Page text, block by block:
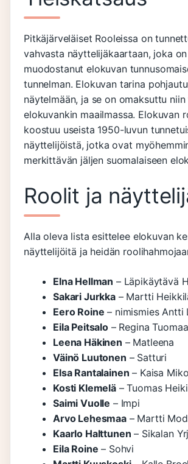
Pitkäjärveläiset Rooleissa on
vahvasta näyttelijäkaartaan, joka on
muodostanut elokuvan
tunnelman. Elokuvan tarina
näytelmään, ja se on omaksuttu
elokuvankin maailmassa. Elokuvan
koostuu useista 1950-luvun
näyttelijöistä, jotka ovat
merkittävän jäljen suomalaiseen
Roolit ja
Alla oleva lista esittelee elokuvan
näyttelijöitä ja heidän
Elna Hellman – Läpikäytävä
Sakari Jurkka– Martti
Eero Roine – nimismies Antti
Eila Peitsalo– Regina
Leena Häkinen – Matleena
Väinö Luutonen – Satturi
Elsa Rantalainen – Kaisa
Kosti Klemelä– Tuomas
Saimi Vuolle – Impi
Arvo Lehesmaa– Martti
Kaarlo Halttunen – Sikalan
Eila Roine – Sohvi